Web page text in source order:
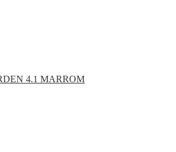
4.1 MARROM